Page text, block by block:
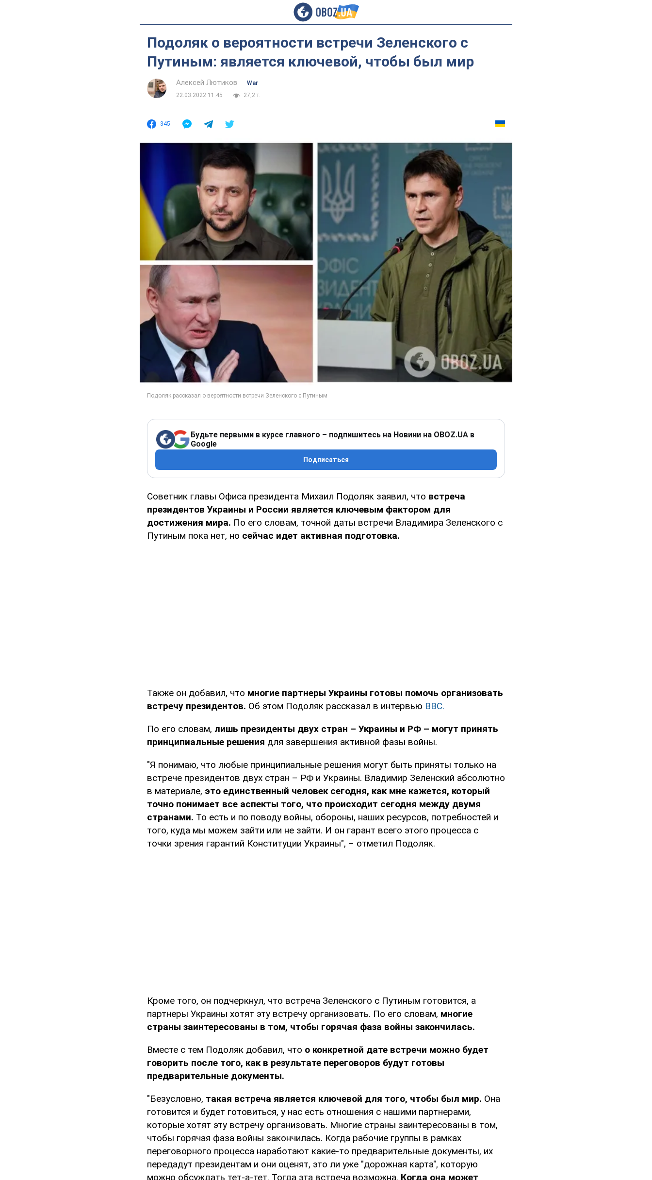
Подоляк о вероятности встречи Зеленского с
Путиным: является ключевой, чтобы был мир
Алексей Лютиков
War
22.03.2022 11:45
27,2 т.
345
Будьте первыми в курсе главного – подпишитесь на Новини на OBOZ.UA в
Google
Подписаться
Советник главы Офиса президента Михаил Подоляк заявил, что встреча
президентов Украины и России является ключевым фактором для
достижения мира. По его словам, точной даты встречи Владимира Зеленского с
Путиным пока нет, но сейчас идет активная подготовка.
Также он добавил, что многие партнеры Украины готовы помочь организовать
встречу президентов. Об этом Подоляк рассказал в интервью BBC.
По его словам, лишь президенты двух стран – Украины и РФ – могут принять
принципиальные решения для завершения активной фазы войны.
"Я понимаю, что любые принципиальные решения могут быть приняты только на
встрече президентов двух стран – РФ и Украины. Владимир Зеленский абсолютно
в материале, это единственный человек сегодня, как мне кажется, который
точно понимает все аспекты того, что происходит сегодня между двумя
странами. То есть и по поводу войны, обороны, наших ресурсов, потребностей и
того, куда мы можем зайти или не зайти. И он гарант всего этого процесса с
точки зрения гарантий Конституции Украины", – отметил Подоляк.
Кроме того, он подчеркнул, что встреча Зеленского с Путиным готовится, а
партнеры Украины хотят эту встречу организовать. По его словам, многие
страны заинтересованы в том, чтобы горячая фаза войны закончилась.
Вместе с тем Подоляк добавил, что о конкретной дате встречи можно будет
говорить после того, как в результате переговоров будут готовы
предварительные документы.
"Безусловно, такая встреча является ключевой для того, чтобы был мир. Она
готовится и будет готовиться, у нас есть отношения с нашими партнерами,
которые хотят эту встречу организовать. Многие страны заинтересованы в том,
чтобы горячая фаза войны закончилась. Когда рабочие группы в рамках
переговорного процесса наработают какие-то предварительные документы, их
передадут президентам и они оценят, это ли уже "дорожная карта", которую
можно обсуждать тет-а-тет. Тогда эта встреча возможна. Когда она может